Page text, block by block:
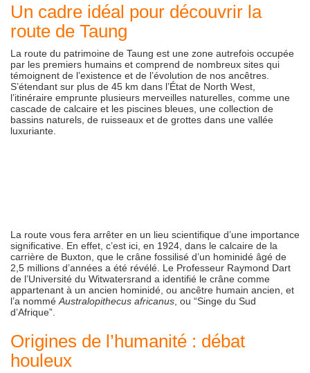
Un cadre idéal pour découvrir la
route de Taung
La route du patrimoine de Taung est une zone autrefois occupée
par les premiers humains et comprend de nombreux sites qui
témoignent de l’existence et de l’évolution de nos ancêtres.
S’étendant sur plus de 45 km dans l’État de North West,
l’itinéraire emprunte plusieurs merveilles naturelles, comme une
cascade de calcaire et les piscines bleues, une collection de
bassins naturels, de ruisseaux et de grottes dans une vallée
luxuriante.
La route vous fera arrêter en un lieu scientifique d’une importance
significative. En effet, c’est ici, en 1924, dans le calcaire de la
carrière de Buxton, que le crâne fossilisé d’un hominidé âgé de
2,5 millions d’années a été révélé. Le Professeur Raymond Dart
de l’Université du Witwatersrand a identifié le crâne comme
appartenant à un ancien hominidé, ou ancêtre humain ancien, et
l’a nommé Australopithecus africanus , ou “Singe du Sud
d’Afrique”.
Origines de l’humanité : débat
houleux